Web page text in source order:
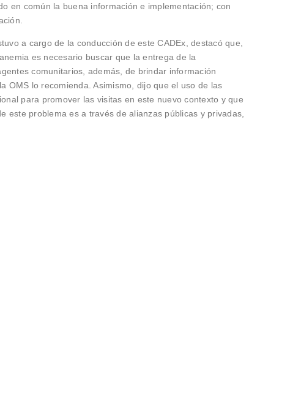
en común la buena información e implementación; con
a cargo de la conducción de este CADEx, destacó que,
es necesario buscar que la entrega de la
comunitarios, además, de brindar información
OMS lo recomienda. Asimismo, dijo que el uso de las
para promover las visitas en este nuevo contexto y que
este problema es a través de alianzas públicas y privadas,